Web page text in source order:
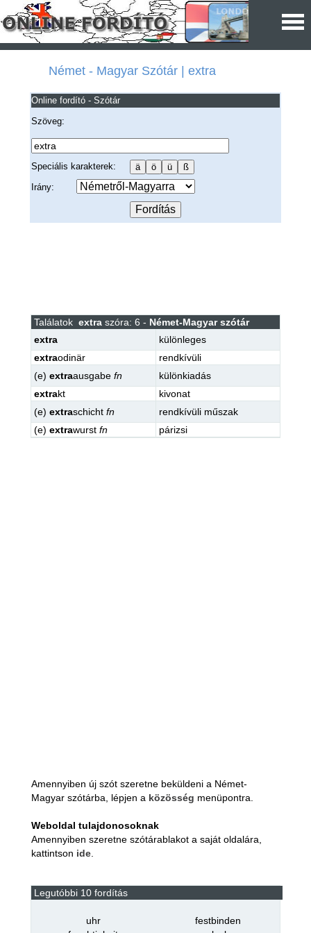
Német - Magyar Szótár | extra
Online fordító - Szótár
Szöveg:
Speciális karakterek:
Irány:
Találatok extraszóra: 6 - Német-Magyar szótár
extra
különleges
extraodinär
rendkívüli
(e) extraausgabe fn
különkiadás
extrakt
kivonat
(e) extraschicht fn
rendkívüli műszak
(e) extrawurst fn párizsi
Amennyiben új szót szeretne beküldeni a Német-
Magyar szótárba, lépjen a közösség menüpontra.
Weboldal tulajdonosoknak
Amennyiben szeretne szótárablakot a saját oldalára,
kattintson ide.
Legutóbbi 10 fordítás
uhr
festbinden